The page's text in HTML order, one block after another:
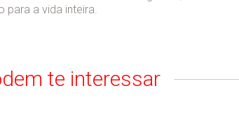
para a vida inteira.
te interessar